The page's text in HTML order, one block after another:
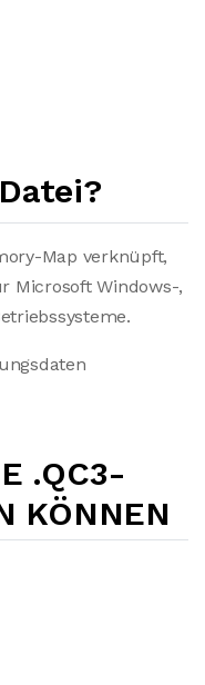
Map verknüpft,
Microsoft Windows-,
.QC3-
KÖNNEN